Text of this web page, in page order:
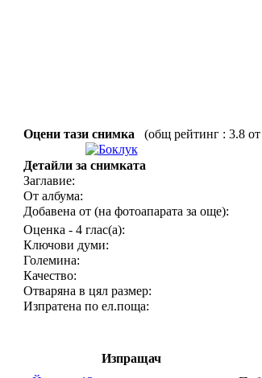
Оцени тази снимка
(общ рейтинг : 3.8 от
Детайли за снимката
Заглавие:
От албума:
Добавена от (на фотоапарата за още):
Оценка - 4 глас(а):
Ключови думи:
Големина:
Качество:
Отваряна в цял размер:
Изпратена по ел.поща:
Изпращач